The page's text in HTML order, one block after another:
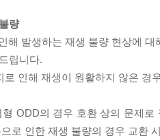
량
해 발생하는 재생 불량 현상에
립니다.
로 인해 재생이 원활하지 않은 경
ODD의 경우 호환 상의 문제
로 인한 재생 불량의 경우 교환